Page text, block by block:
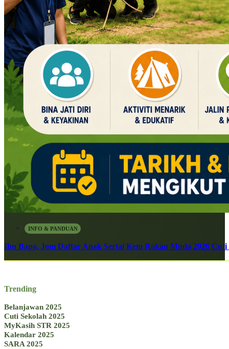
INFO & PANDUAN
Ibu Bapa, Jom Daftar Anak Sertai Kem Rakan Muda 2026
Trending
Belanjawan 2025
Cuti Sekolah 2025
MyKasih STR 2025
Kalendar 2025
SARA 2025